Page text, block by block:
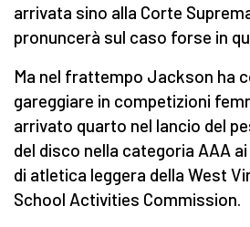
arrivata sino alla Corte
pronuncerà sul caso forse in
Ma nel frattempo Jackson ha
gareggiare in competizioni
arrivato quarto nel lancio del
del disco nella categoria AAA
di atletica leggera della West
School Activities Commission.